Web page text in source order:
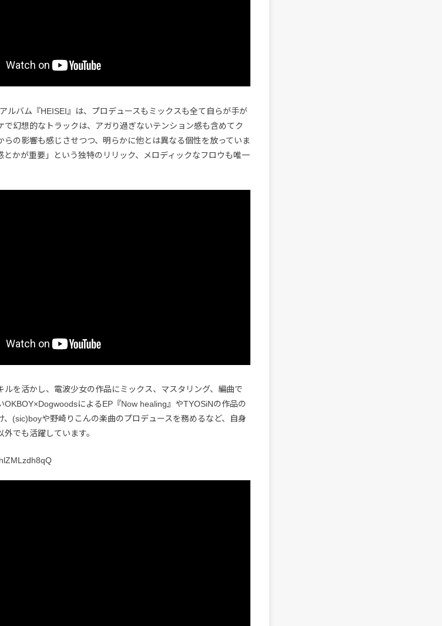
ルバム『HEISEI』は、プロデュースもミックスも全て自らが手が
で幻想的なトラックは、アガり過ぎないテンション感も含めてク
らの影響も感じさせつつ、明らかに他とは異なる個性を放っていま
とかが重要」という独特のリリック、メロディックなフロウも唯一
ルを活かし、電波少女の作品にミックス、マスタリング、編曲で
OKBOY×DogwoodsによるEP『Now healing』やTYOSiNの作品の
、(sic)boyや野崎りこんの楽曲のプロデュースを務めるなど、自身
でも活躍しています。